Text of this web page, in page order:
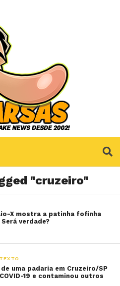
"cruzeiro"
X mostra a patinha fofinha
verdade?
uma padaria em Cruzeiro/SP
19 e contaminou outros